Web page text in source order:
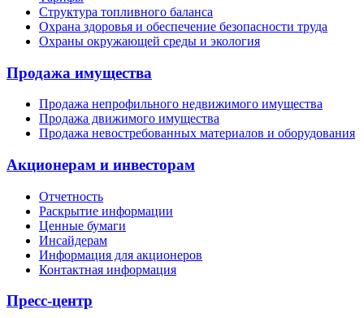
Структура топливного баланса
Охрана здоровья и обеспечение безопасности труда
Охраны окружающей среды и экология
Продажа имущества
Продажа непрофильного недвижимого имущества
Продажа движимого имущества
Продажа невостребованных материалов и оборудования
Акционерам и инвесторам
Отчетность
Раскрытие информации
Ценные бумаги
Инсайдерам
Информация для акционеров
Контактная информация
Пресс-центр